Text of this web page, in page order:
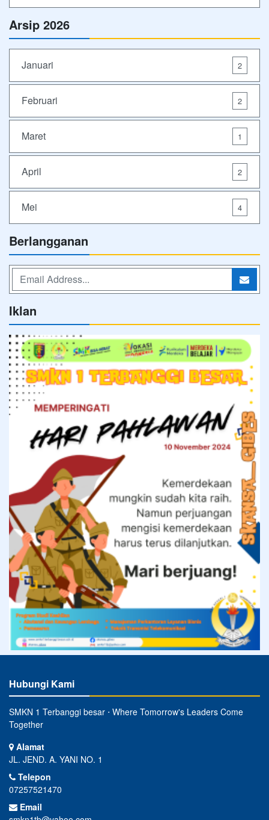
Arsip 2026
Januari 2
Februari 2
Maret 1
April 2
Mei 4
Berlangganan
Iklan
Hubungi Kami
SMKN 1 Terbanggi besar ⋅ Where Tomorrow's Leaders Come
Together
Alamat
JL. JEND. A. YANI NO. 1
Telepon
07257521470
Email